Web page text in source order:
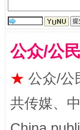
揭批美
公众/公
★ 公众/公
共传媒、